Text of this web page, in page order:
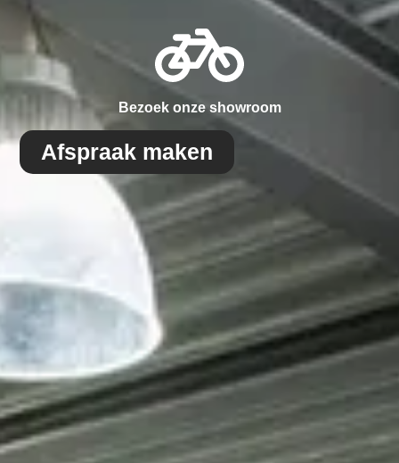
Bezoek onze showroom
Afspraak maken